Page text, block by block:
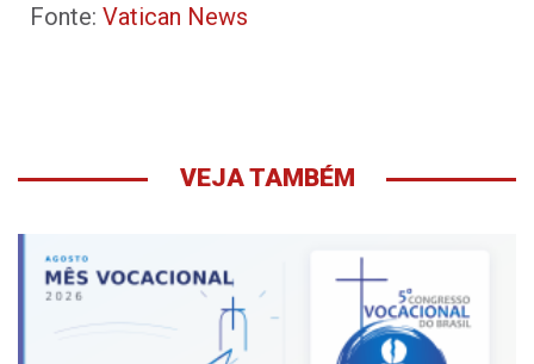
Fonte: Vatican News
VEJA TAMBÉM